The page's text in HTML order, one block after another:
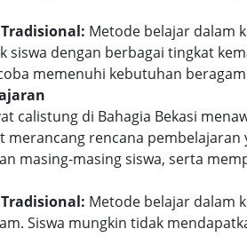
Metode belajar dalam
siswa dengan berbagai tingkat
memenuhi kebutuhan
calistung di Bahagia Bekasi
merancang rencana pembelajaran
masing-masing siswa, serta
Metode belajar dalam
Siswa mungkin tidak